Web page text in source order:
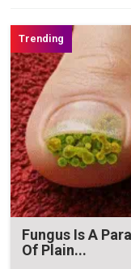
Fungus Is A
Of Plain...